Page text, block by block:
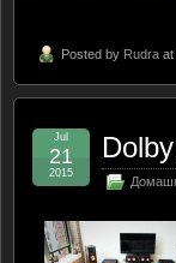
Posted by Rudra at
Jul
21
2015